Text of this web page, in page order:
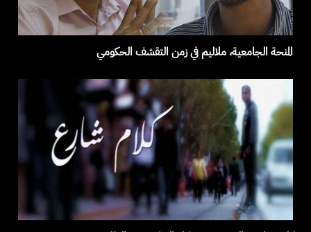
المنحة الجامعية، ملاليم في زمن التقشف الحكومي